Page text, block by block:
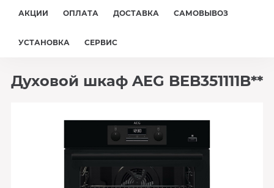
АКЦИИ ОПЛАТА ДОСТАВКА САМОВЫВОЗ
УСТАНОВКА СЕРВИС
Духовой шкаф AEG BEB351111B**